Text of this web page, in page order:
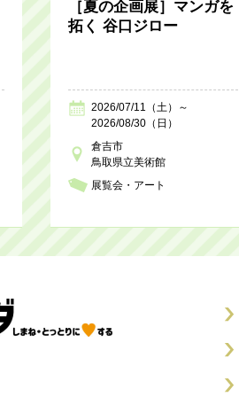
［夏の企画展］マンガを
拓く 谷口ジロー
2026/07/11（土）～
2026/08/30（日）
倉吉市
鳥取県立美術館
展覧会・アート